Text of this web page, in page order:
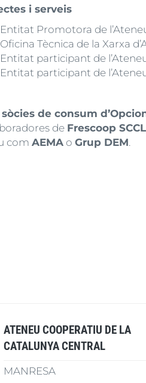
i serveis
Entitat Promotora de
Oficina Tècnica de la Xarxa
Entitat participant de
Entitat participant de
sòcies de consum
de Frescoop SCCL
com AEMA o Grup DEM.
ATENEU COOPERATIU DE LA
CATALUNYA CENTRAL
MANRESA